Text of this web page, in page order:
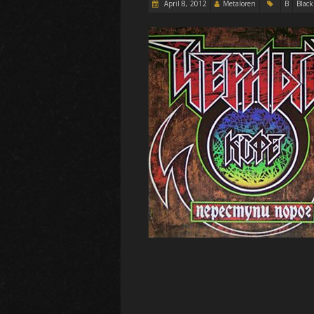
April 8, 2012 Metaloren B